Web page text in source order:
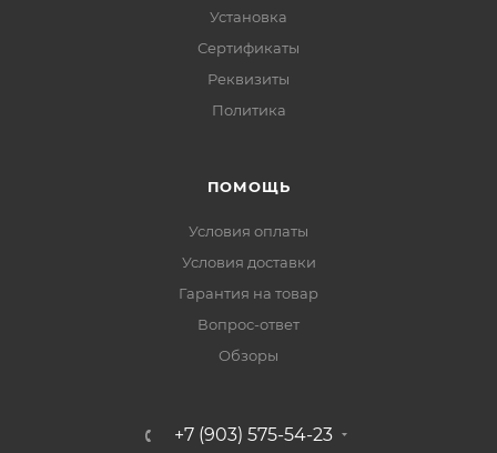
Установка
Сертификаты
Реквизиты
Политика
ПОМОЩЬ
Условия оплаты
Условия доставки
Гарантия на товар
Вопрос-ответ
Обзоры
+7 (903) 575-54-23